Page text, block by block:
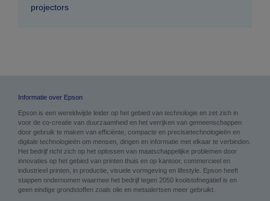
projectors
Informatie over Epson
Epson is een wereldwijde leider op het gebied van technologie en zet zich in
voor de co-creatie van duurzaamheid en het verrijken van gemeenschappen
door gebruik te maken van efficiënte, compacte en precisietechnologieën en
digitale technologieën om mensen, dingen en informatie met elkaar te verbinden.
Het bedrijf richt zich op het oplossen van maatschappelijke problemen door
innovaties op het gebied van printen thuis en op kantoor, commercieel en
industrieel printen, in productie, visuele vormgeving en lifestyle. Epson heeft
stappen ondernomen waarmee het bedrijf tegen 2050 koolstofnegatief is en
geen eindige grondstoffen zoals olie en metaalertsen meer gebruikt.